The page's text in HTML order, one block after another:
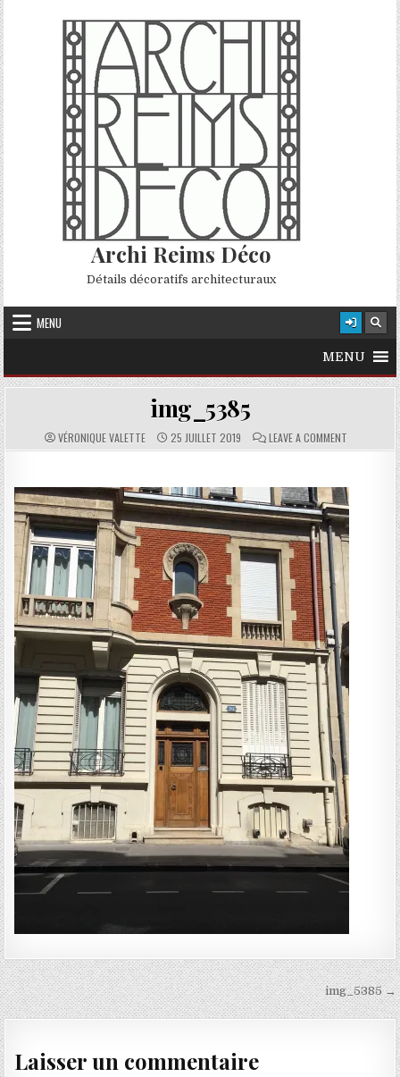
Skip to content
Archi Reims Déco
Détails décoratifs architecturaux
MENU
MENU
img_5385
AUTHOR:
VÉRONIQUE VALETTE PUBLISHED DATE:
25 JUILLET 2019 COMMENTS:
LEAVE A COMMENTON
Navigation de l’article img_5385 →
Laisser un commentaire